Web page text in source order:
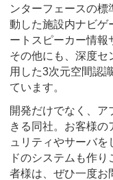
ンターフェースの
動した施設内ナビゲ
ートスピーカー情報
その他にも、深度セ
用した3次元空間認
ています。
開発だけでなく、
きる同社。お客様の
ュリティやサーバ
ドのシステムも作
者様は、ぜひ一度お